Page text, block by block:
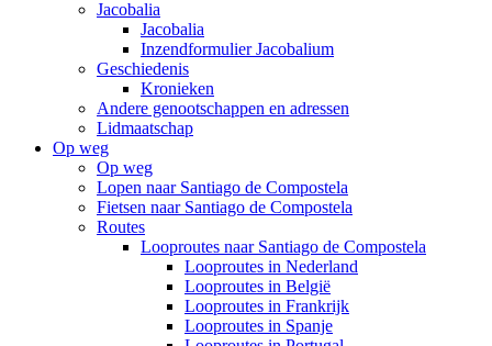
Jacobalia
Jacobalia
Inzendformulier Jacobalium
Geschiedenis
Kronieken
Andere genootschappen en adressen
Lidmaatschap
Op weg
Op weg
Lopen naar Santiago de Compostela
Fietsen naar Santiago de Compostela
Routes
Looproutes naar Santiago de Compostela
Looproutes in Nederland
Looproutes in België
Looproutes in Frankrijk
Looproutes in Spanje